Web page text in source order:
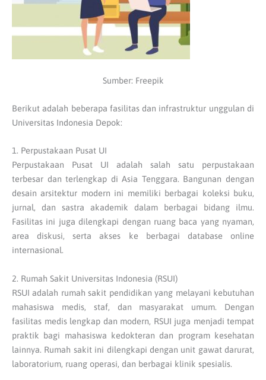
Sumber: Freepik
Berikut adalah beberapa fasilitas dan infrastruktur unggulan di
Universitas Indonesia Depok:
1. Perpustakaan Pusat UI
Perpustakaan Pusat UI adalah salah satu perpustakaan
terbesar dan terlengkap di Asia Tenggara. Bangunan dengan
desain arsitektur modern ini memiliki berbagai koleksi buku,
jurnal, dan sastra akademik dalam berbagai bidang ilmu.
Fasilitas ini juga dilengkapi dengan ruang baca yang nyaman,
area diskusi, serta akses ke berbagai database online
internasional.
2. Rumah Sakit Universitas Indonesia (RSUI)
RSUI adalah rumah sakit pendidikan yang melayani kebutuhan
mahasiswa medis, staf, dan masyarakat umum. Dengan
fasilitas medis lengkap dan modern, RSUI juga menjadi tempat
praktik bagi mahasiswa kedokteran dan program kesehatan
lainnya. Rumah sakit ini dilengkapi dengan unit gawat darurat,
laboratorium, ruang operasi, dan berbagai klinik spesialis.